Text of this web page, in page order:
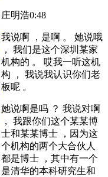
庄明浩0:48
我说啊 ，是啊 。 她说哦
， 我们是这个深圳某家
机构的 。 哎我一听这机
构 ， 我说我认识你们老
板呢 。
她说啊是吗 ？ 我说对啊
， 我跟你们这个某某博
士和某某博士 ，因为这
个机构的两个大合伙人
都是博士 ，其中有一个
是清华的本科研究生和